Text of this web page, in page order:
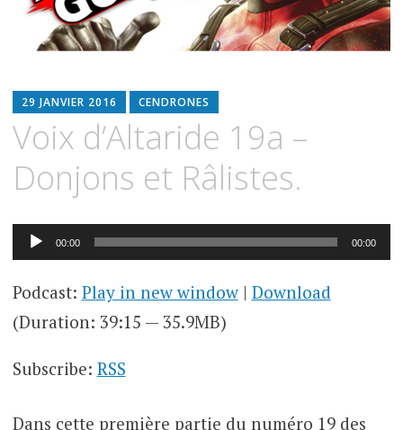
29 JANVIER 2016 CENDRONES
Voix d’Altaride 19a –
Donjons et Râlistes.
Lecteur
audio
00:00 00:00
Podcast: Play in new window| Download
(Duration: 39:15 — 35.9MB)
Subscribe: RSS
Dans cette première partie du numéro 19 des